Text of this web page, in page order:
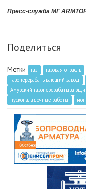
Пресс-служба МГ
Поделиться
Метки газ газовая отрасль
газоперерабатывающий завод
Амурский
пусконаладочные работы